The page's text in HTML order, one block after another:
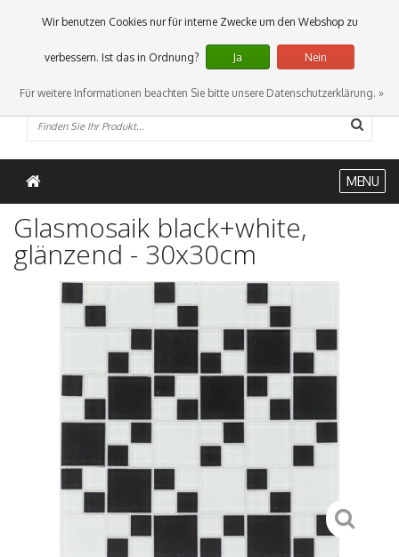
0 Artikel
MENU
Glasmosaik black+white,
glänzend - 30x30cm
Wir benutzen Cookies nur für interne Zwecke um den Webshop zu
verbessern. Ist das in Ordnung? Ja Nein
Für weitere Informationen beachten Sie bitte unsere Datenschutzerklärung. »